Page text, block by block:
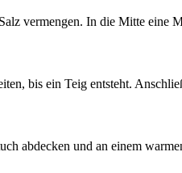
vermengen. In die Mitte eine
bis ein Teig entsteht.
abdecken und an einem